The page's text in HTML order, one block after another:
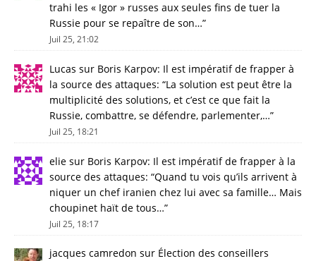
trahi les « Igor » russes aux seules fins de tuer la
Russie pour se repaître de son…”
Juil 25, 21:02
Lucas sur Boris Karpov: Il est impératif de frapper à
la source des attaques: “La solution est peut être la
multiplicité des solutions, et c’est ce que fait la
Russie, combattre, se défendre, parlementer,…”
Juil 25, 18:21
elie sur Boris Karpov: Il est impératif de frapper à la
source des attaques: “Quand tu vois qu’ils arrivent à
niquer un chef iranien chez lui avec sa famille… Mais
choupinet haït de tous…”
Juil 25, 18:17
jacques camredon sur Élection des conseillers